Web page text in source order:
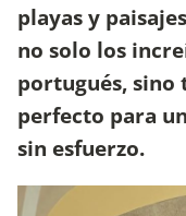
playas y
no solo los
portugués,
perfecto para
sin esfuerzo.